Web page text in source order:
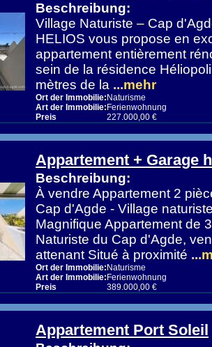
Beschreibung:
Village Naturiste – Cap
HELIOS vous propose en
appartement entièrement
sein de la résidence
mètres de la ...mehr
Ort der Immobilie: Naturisme
Art der Immobilie: Ferienwohnung
Preis
227.000,00 €
Appartement + Garage
Beschreibung:
À vendre Appartement 2
Cap d'Agde - Village
Magnifique Appartement de
Naturiste du Cap d'Agde,
attenant Situé à proximité
Ort der Immobilie: Naturisme
Art der Immobilie: Ferienwohnung
Preis
389.000,00 €
Appartement Port Soleil